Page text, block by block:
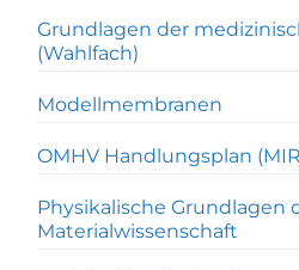
Grundlagen der
(Wahlfach)
Modellmembranen
OMHV Handlungsplan
Physikalische Grundlagen
Materialwissenschaft